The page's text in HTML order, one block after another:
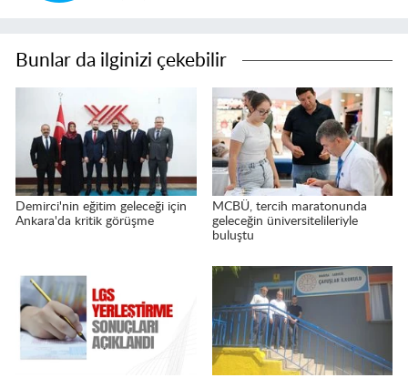
Bunlar da ilginizi çekebilir
Demirci'nin eğitim geleceği için
Ankara'da kritik görüşme
MCBÜ, tercih maratonunda
geleceğin üniversitelileriyle
buluştu